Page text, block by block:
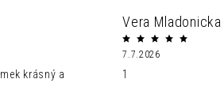
krásný a
Vera Mladonicka
7.7.2026
1